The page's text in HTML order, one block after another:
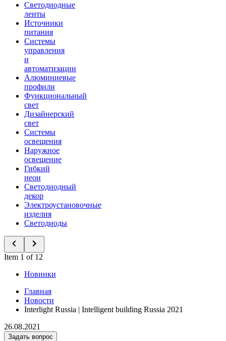
Светодиодные
ленты
Источники
питания
Системы
управления
и
автоматизации
Алюминиевые
профили
Функциональный
свет
Дизайнерский
свет
Системы
освещения
Наружное
освещение
Гибкий
неон
Светодиодный
декор
Электроустановочные
изделия
Светодиоды
Item 1 of 12
Новинки
Главная
Новости
Interlight Russia | Intelligent building Russia 2021
26.08.2021
Задать вопрос